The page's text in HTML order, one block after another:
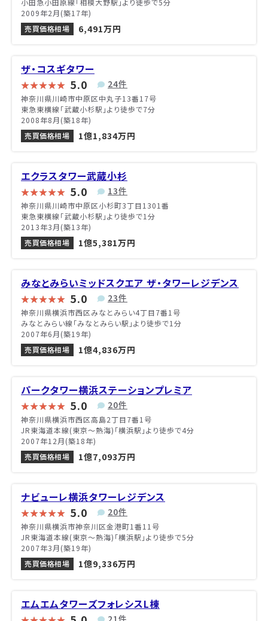
小田急小田原線「相模大野駅」より徒歩で5分
2009年2月(築17年)
売買価格相場
6,491万円
ザ・コスギタワー
5.0 24件
神奈川県川崎市中原区中丸子13番17号
東急東横線「武蔵小杉駅」より徒歩で7分
2008年8月(築18年)
売買価格相場
1億1,834万円
エクラスタワー武蔵小杉
5.0 13件
神奈川県川崎市中原区小杉町3丁目1301番
東急東横線「武蔵小杉駅」より徒歩で1分
2013年3月(築13年)
売買価格相場
1億5,381万円
みなとみらいミッドスクエア ザ・タワーレジデンス
5.0 23件
神奈川県横浜市西区みなとみらい4丁目7番1号
みなとみらい線「みなとみらい駅」より徒歩で1分
2007年6月(築19年)
売買価格相場
1億4,836万円
パークタワー横浜ステーションプレミア
5.0 20件
神奈川県横浜市西区高島2丁目7番1号
JR東海道本線(東京～熱海)「横浜駅」より徒歩で4分
2007年12月(築18年)
売買価格相場
1億7,093万円
ナビューレ横浜タワーレジデンス
5.0 20件
神奈川県横浜市神奈川区金港町1番11号
JR東海道本線(東京～熱海)「横浜駅」より徒歩で5分
2007年3月(築19年)
売買価格相場
1億9,336万円
エムエムタワーズフォレシスL棟
21件